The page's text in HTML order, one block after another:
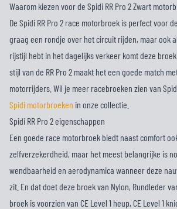
Waarom kiezen voor de Spidi RR Pro 2 Zwart
De Spidi RR Pro 2 race motorbroek is perfect voor
graag een rondje over het circuit rijden, maar ook
rijstijl hebt in het dagelijks verkeer komt deze
stijl van de RR Pro 2 maakt het een goede match
motorrijders. Wil je meer racebroeken zien van
Spidi motorbroeken in onze collectie.
Spidi RR Pro 2 eigenschappen
Een goede race motorbroek biedt naast comfort
zelfverzekerdheid, maar het meest belangrijke is
wendbaarheid en aerodynamica wanneer deze
zit. En dat doet deze broek van Nylon, Rundleder
broek is voorzien van CE Level 1 heup, CE Level 1